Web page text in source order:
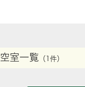
空室一覧 （1件）